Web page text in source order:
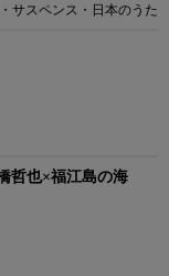
サスペンス・日本のうた
哲也×福江島の海